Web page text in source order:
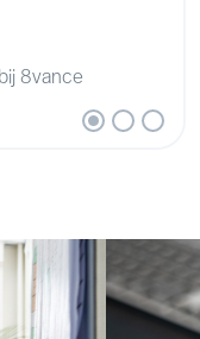
8vance